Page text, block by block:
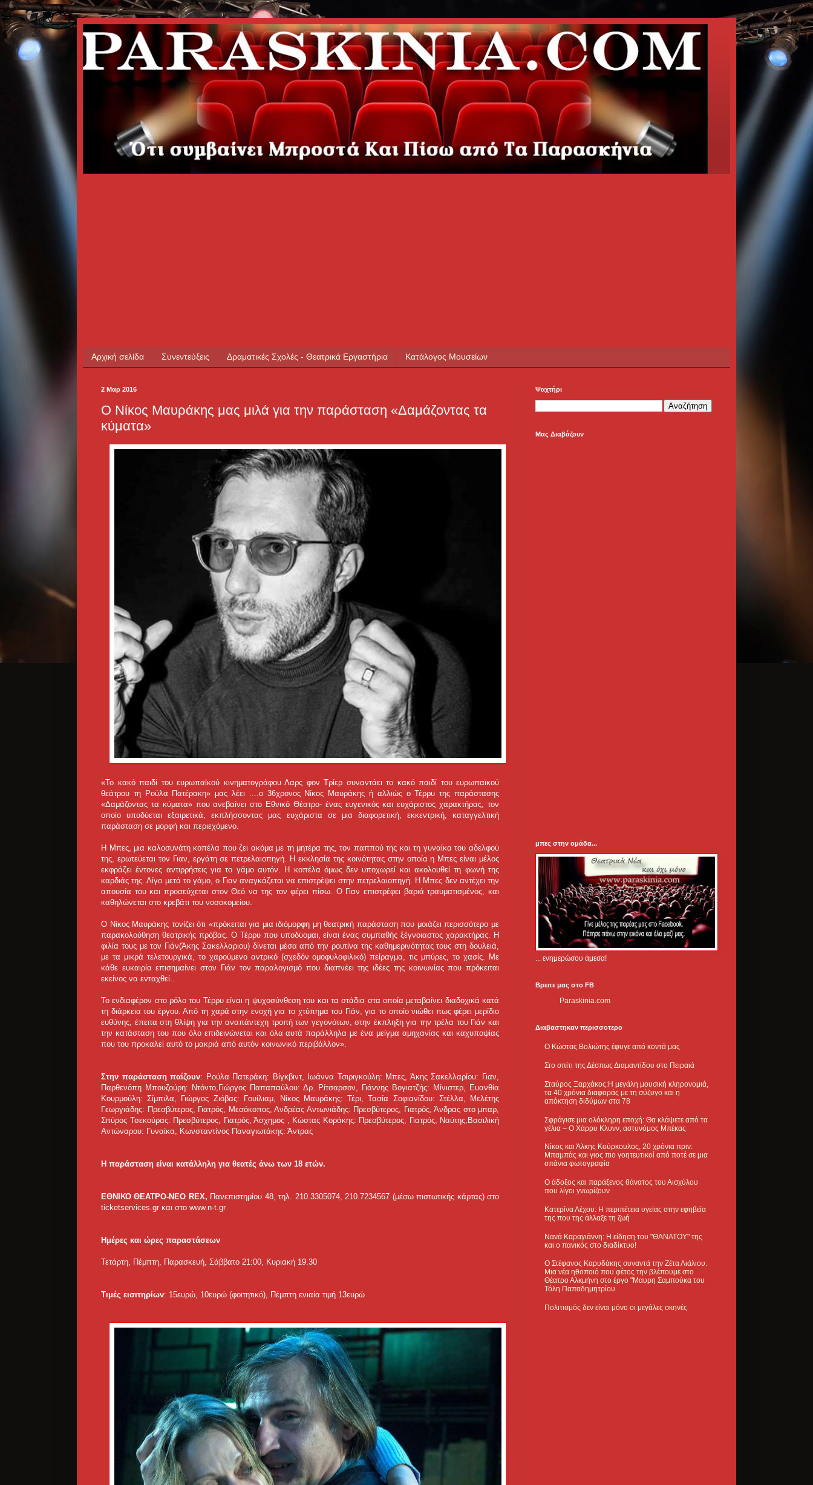
Αρχική σελίδα Συνεντεύξεις Δραματικές Σχολές - Θεατρικά Εργαστήρια Κατάλογος Μουσείων
2 Μαρ 2016
Ο Νίκος Μαυράκης μας μιλά για την παράσταση «Δαμάζοντας τα
κύματα»
«Το κακό παιδί του ευρωπαϊκού κινηματογράφου Λαρς φον Τρίερ συναντάει το κακό παιδί του ευρωπαϊκού
θεάτρου τη Ρούλα Πατέρακη» μας λέει ....ο 36χρονος Νίκος Μαυράκης ή αλλιώς ο Τέρρυ της παράστασης
«Δαμάζοντας τα κύματα» που ανεβαίνει στο Εθνικό Θέατρο- ένας ευγενικός και ευχάριστος χαρακτήρας, τον
οποίο υποδύεται εξαιρετικά, εκπλήσσοντας μας ευχάριστα σε μια διαφορετική, εκκεντρική, καταγγελτική
παράσταση σε μορφή και περιεχόμενο.
Η Μπες, μια καλοσυνάτη κοπέλα που ζει ακόμα με τη μητέρα της, τον παππού της και τη γυναίκα του αδελφού
της, ερωτεύεται τον Γιαν, εργάτη σε πετρελαιοπηγή. Η εκκλησία της κοινότητας στην οποία η Μπες είναι μέλος
εκφράζει έντονες αντιρρήσεις για το γάμο αυτόν. Η κοπέλα όμως δεν υποχωρεί και ακολουθεί τη φωνή της
καρδιάς της. Λίγο μετά το γάμο, ο Γιαν αναγκάζεται να επιστρέψει στην πετρελαιοπηγή. Η Μπες δεν αντέχει την
απουσία του και προσεύχεται στον Θεό να της τον φέρει πίσω. Ο Γιαν επιστρέφει βαριά τραυματισμένος, και
καθηλώνεται στο κρεβάτι του νοσοκομείου.
Ο Νίκος Μαυράκης τονίζει ότι «πρόκειται για μια ιδιόμορφη μη θεατρική παράσταση που μοιάζει περισσότερο με
παρακολούθηση θεατρικής πρόβας. Ο Τέρρυ που υποδύομαι, είναι ένας συμπαθής ξέγνοιαστος χαρακτήρας. Η
φιλία τους με τον Γιάν(Άκης Σακελλαριου) δίνεται μέσα από την ρουτίνα της καθημερινότητας τους στη δουλειά,
με τα μικρά τελετουργικά, το χαρούμενο αντρικό (σχεδόν ομοφυλοφιλικό) πείραγμα, τις μπύρες, το χασίς. Με
κάθε ευκαιρία επισημαίνει στον Γιάν τον παραλογισμό που διαπνέει της ιδέες της κοινωνίας που πρόκειται
εκείνος να ενταχθεί..
Το ενδιαφέρον στο ρόλο του Τέρρυ είναι η ψυχοσύνθεση του και τα στάδια στα οποία μεταβαίνει διαδοχικά κατά
τη διάρκεια του έργου. Από τη χαρά στην ενοχή για το χτύπημα του Γιάν, για το οποίο νιώθει πως φέρει μερίδιο
ευθύνης, έπειτα στη θλίψη για την αναπάντεχη τροπή των γεγονότων, στην έκπληξη για την τρέλα του Γιάν και
την κατάσταση του που όλο επιδεινώνεται και όλα αυτά παράλληλα με ένα μείγμα αμηχανίας και καχυποψίας
που του προκαλεί αυτό το μακριά από αυτόν κοινωνικό περιβάλλον».
Στην παράσταση παίζουν: Ρούλα Πατεράκη: Βίγκβιντ, Ιωάννα Τσιριγκούλη: Μπες, Άκης Σακελλαρίου: Γιαν,
Παρθενόπη Μπουζούρη: Ντόντο,Γιώργος Παπαπαύλου: Δρ. Ρίτσαρσον, Γιάννης Βογιατζής: Μίνιστερ, Ευανθία
Κουρμούλη: Σίμπιλα, Γιώργος Ζιόβας: Γουίλιαμ, Νίκος Μαυράκης: Τέρι, Τασία Σοφιανίδου: Στέλλα, Μελέτης
Γεωργιάδης: Πρεσβύτερος, Γιατρός, Μεσόκοπος, Ανδρέας Αντωνιάδης: Πρεσβύτερος, Γιατρός, Άνδρας στο μπαρ,
Σπύρος Τσεκούρας: Πρεσβύτερος, Γιατρός, Άσχημος , Κώστας Κοράκης: Πρεσβύτερος, Γιατρός, Ναύτης,Βασιλική
Αντώναρου: Γυναίκα, Κωνσταντίνος Παναγιωτάκης: Άντρας
Η παράσταση είναι κατάλληλη για θεατές άνω των 18 ετών.
ΕΘΝΙΚΟ ΘΕΑΤΡΟ-ΝΕΟ REX, Πανεπιστημίου 48, τηλ. 210.3305074, 210.7234567 (μέσω πιστωτικής κάρτας) στο
ticketservices.gr και στο www.n-t.gr
Ημέρες και ώρες παραστάσεων
Τετάρτη, Πέμπτη, Παρασκευή, Σάββατο 21:00, Κυριακή 19.30
Τιμές εισιτηρίων: 15ευρώ, 10ευρώ (φοιτητικό), Πέμπτη ενιαία τιμή 13ευρώ
Ψαχτήρι
Μας Διαβάζουν
μπες στην ομάδα...
... ενημερώσου άμεσα!
Βρειτε μας στο FB
Paraskinia.com
Διαβαστηκαν περισσοτερο
Ο Κώστας Βολιώτης έφυγε από κοντά μας
Στο σπίτι της Δέσπως Διαμαντίδου στο Πειραιά
Σταύρος Ξαρχάκος:Η μεγάλη μουσική κληρονομιά,
τα 40 χρόνια διαφοράς με τη σύζυγο και η
απόκτηση διδύμων στα 78
Σφράγισε μια ολόκληρη εποχή: Θα κλάψετε από τα
γέλια – Ο Χάρρυ Κλυνν, αστυνόμος Μπέκας
Νίκος και Άλκης Κούρκουλος, 20 χρόνια πριν:
Μπαμπάς και γιος πιο γοητευτικοί από ποτέ σε μια
σπάνια φωτογραφία
Ο άδοξος και παράξενος θάνατος του Αισχύλου
που λίγοι γνωρίζουν
Κατερίνα Λέχου: Η περιπέτεια υγείας στην εφηβεία
της που της άλλαξε τη ζωή
Νανά Καραγιάννη: Η είδηση του "ΘΑΝΑΤΟΥ" της
και ο πανικός στο διαδίκτυο!
Ο Στέφανος Καρυδάκης συναντά την Ζέτα Λιάλιου.
Μια νέα ηθοποιό που φέτος την βλέπουμε στο
Θέατρο Αλκμήνη στο έργο "Μαυρη Σαμπούκα του
Τόλη Παπαδημητρίου
Πολιτισμός δεν είναι μόνο οι μεγάλες σκηνές